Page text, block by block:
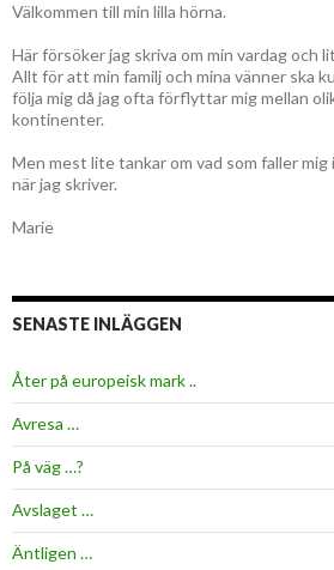
Välkommen till min lilla hörna.
Här försöker jag skriva om min vardag och
Allt för att min familj och mina vänner ska
följa mig då jag ofta förflyttar mig mellan
kontinenter.
Men mest lite tankar om vad som faller mig
när jag skriver.
Marie
SENASTE INLÄGGEN
Åter på europeisk mark ..
Avresa …
På väg …?
Avslaget …
Äntligen …